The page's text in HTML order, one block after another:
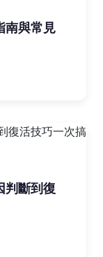
南與常見
判斷到復